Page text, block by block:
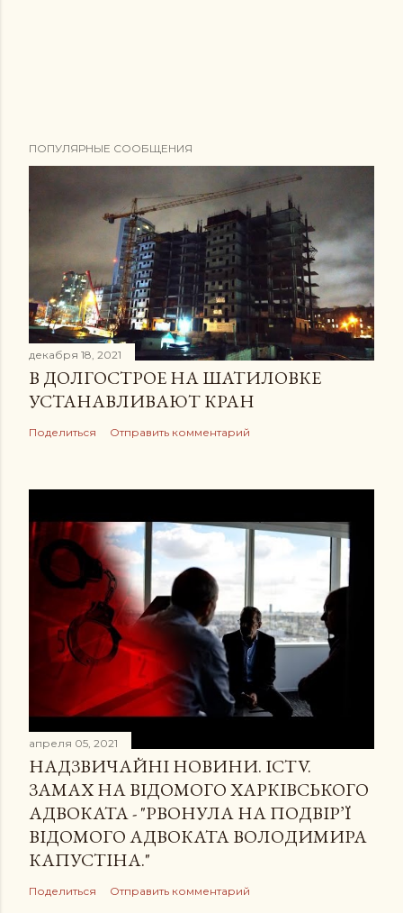
ПОПУЛЯРНЫЕ СООБЩЕНИЯ
декабря 18, 2021
В ДОЛГОСТРОЕ НА ШАТИЛОВКЕ
УСТАНАВЛИВАЮТ КРАН
Поделиться Отправить комментарий
апреля 05, 2021
НАДЗВИЧАЙНІ НОВИНИ. ICTV.
ЗАМАХ НА ВІДОМОГО ХАРКІВСЬКОГО
АДВОКАТА - "РВОНУЛА НА ПОДВІР’Ї
ВІДОМОГО АДВОКАТА ВОЛОДИМИРА
КАПУСТІНА."
Поделиться Отправить комментарий